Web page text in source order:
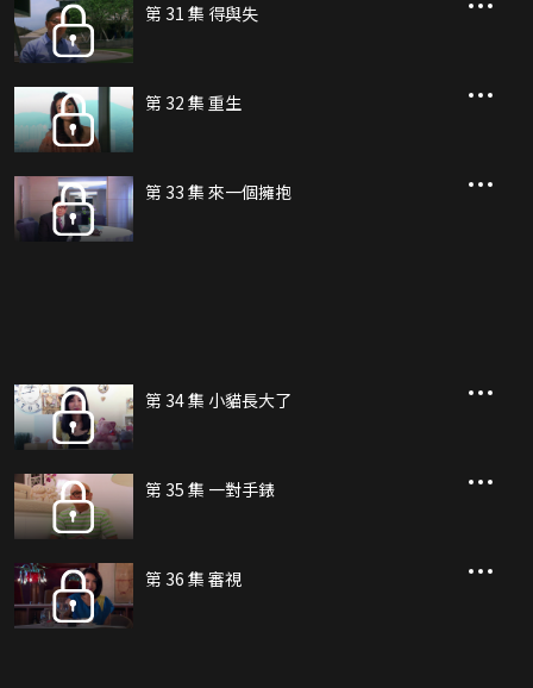
第 31 集 得與失
第 32 集 重生
第 33 集 來一個擁抱
第 34 集 小貓長大了
第 35 集 一對手錶
第 36 集 審視